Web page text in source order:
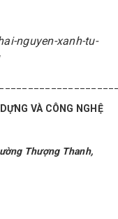
nguyen-xanh-tu-
VÀ CÔNG NGHỆ
Thượng Thanh,